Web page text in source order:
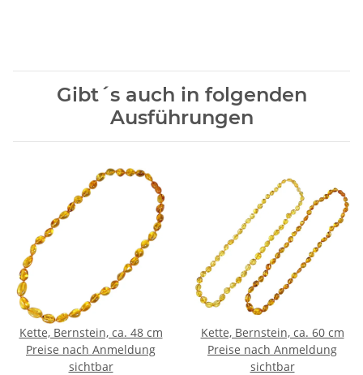
Gibt´s auch in folgenden
Ausführungen
Kette, Bernstein, ca. 48 cm
Preise nach Anmeldung
sichtbar
Kette, Bernstein, ca. 60 cm
Preise nach Anmeldung
sichtbar